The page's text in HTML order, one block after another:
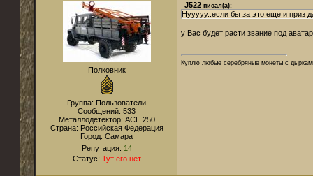
Полковник
Группа: Пользователи
Сообщений: 533
Металлодетектор: ACE 250
Страна: Российская Федерация
Город: Самара
Репутация: 14
Статус: Тут его нет
J522 писал(а):
Нууууу..если бы за это еще и приз
у Вас будет расти звание под
Куплю любые серебряные монеты с